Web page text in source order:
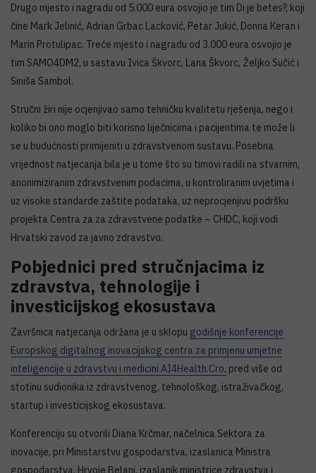
Drugo mjesto i nagradu od 5.000 eura osvojio je tim Di je betes?, koji
čine Mark Jelinić, Adrian Grbac Lacković, Petar Jukić, Donna Keran i
Marin Protulipac. Treće mjesto i nagradu od 3.000 eura osvojio je
tim SAMO4DM2, u sastavu Ivica Škvorc, Lana Škvorc, Željko Sučić i
Siniša Sambol.
Stručni žiri nije ocjenjivao samo tehničku kvalitetu rješenja, nego i
koliko bi ono moglo biti korisno liječnicima i pacijentima te može li
se u budućnosti primijeniti u zdravstvenom sustavu. Posebna
vrijednost natjecanja bila je u tome što su timovi radili na stvarnim,
anonimiziranim zdravstvenim podacima, u kontroliranim uvjetima i
uz visoke standarde zaštite podataka, uz neprocjenjivu podršku
projekta Centra za za zdravstvene podatke – CHDC, koji vodi
Hrvatski zavod za javno zdravstvo.
Pobjednici pred stručnjacima iz
zdravstva, tehnologije i
investicijskog ekosustava
Završnica natjecanja održana je u sklopu godišnje konferencije
Europskog digitalnog inovacijskog centra za primjenu umjetne
inteligencije u zdravstvu i medicini AI4Health.Cro, pred više od
stotinu sudionika iz zdravstvenog, tehnološkog, istraživačkog,
startup i investicijskog ekosustava.
Konferenciju su otvorili Diana Krčmar, načelnica Sektora za
inovacije, pri Ministarstvu gospodarstva, izaslanica Ministra
gospodarstva, Hrvoje Belani, izaslanik ministrice zdravstva i